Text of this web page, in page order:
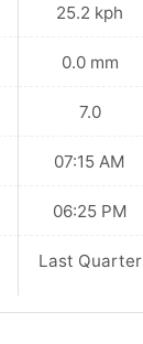
25.2 kph
0.0 mm
7.0
07:15 AM
06:25 PM
Last Quarter